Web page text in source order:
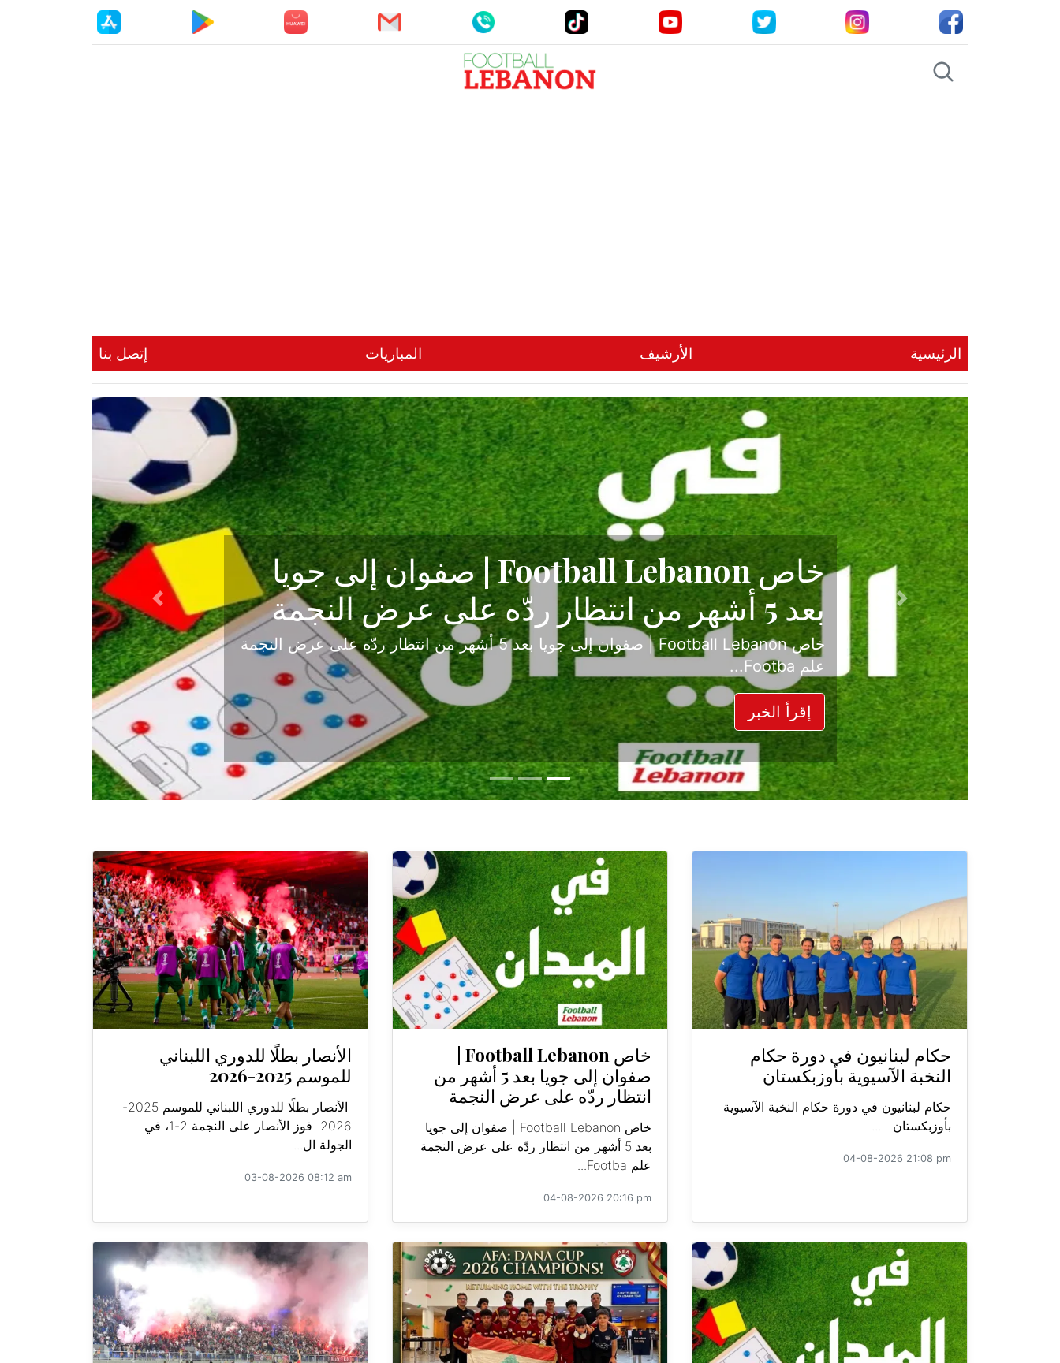
الرئيسية الأرشيف المباريات إتصل بنا
حكاية نجاح تبدأ من جبل محسن وتنتهي في
الدرجة الأولى
بعد موسم حافل بالإثارة والصراع في دوري الدرجة الثانية، نجح الإخاء الأهلي عاليه في
حسم ل...
إقرأ الخبر
Previous
Next
حكام لبنانيون في دورة حكام
النخبة الآسيوية بأوزبكستان
حكام لبنانيون في دورة حكام النخبة الآسيوية
بأوزبكستان ...
04-08-2026 21:08 pm
صفوان إلى جويا بعد 5 أشهر من
انتظار ردّه على عرض النجمة
خاص Football Lebanon | صفوان إلى جويا
بعد 5 أشهر من انتظار ردّه على عرض النجمة
علم Footba...
04-08-2026 20:16 pm
الأنصار بطلًا للدوري اللبناني
للموسم 2025-2026
الأنصار بطلًا للدوري اللبناني للموسم 2025-
2026 فوز الأنصار على النجمة 2-1، في
الجولة ال...
03-08-2026 08:12 am